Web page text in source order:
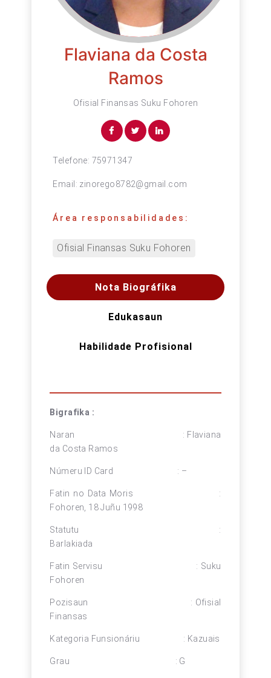
Flaviana da Costa
Ramos
Ofisial Finansas Suku Fohoren
Telefone: 75971347
Email: zinorego8782@gmail.com
Área responsabilidades:
Ofisial Finansas Suku Fohoren
Nota Biográfika
Edukasaun
Habilidade Profisional
Bigrafika :
Naran : Flaviana
da Costa Ramos
Númeru ID Card : –
Fatin no Data Moris :
Fohoren, 18 Juñu 1998
Statutu :
Barlakiada
Fatin Servisu : Suku
Fohoren
Pozisaun : Ofisial
Finansas
Kategoria Funsionáriu : Kazuais
Grau : G